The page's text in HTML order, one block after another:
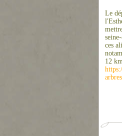
Le
ces
12